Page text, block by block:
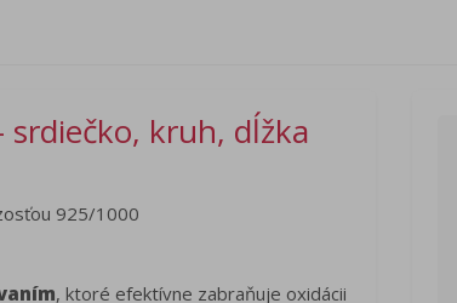
kruh, dĺžka
925/1000
, ktoré efektívne zabraňuje oxidácii